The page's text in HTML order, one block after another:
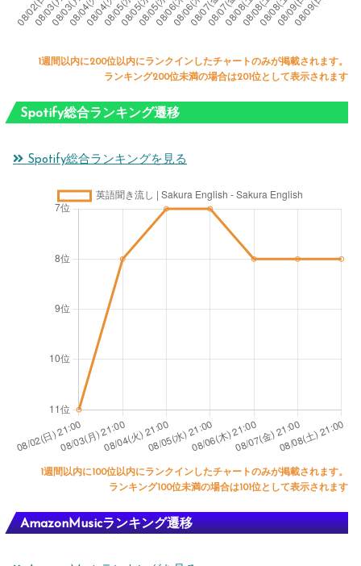
1週間以内に200位以内にランクインしたチャートのみが掲載されます。
ランキング200位未満の場合は201位として表示されます
Spotify総合ランキング遷移
Spotify総合ランキングを見る
1週間以内に100位以内にランクインしたチャートのみが掲載されます。
ランキング100位未満の場合は101位として表示されます
AmazonMusicランキング遷移